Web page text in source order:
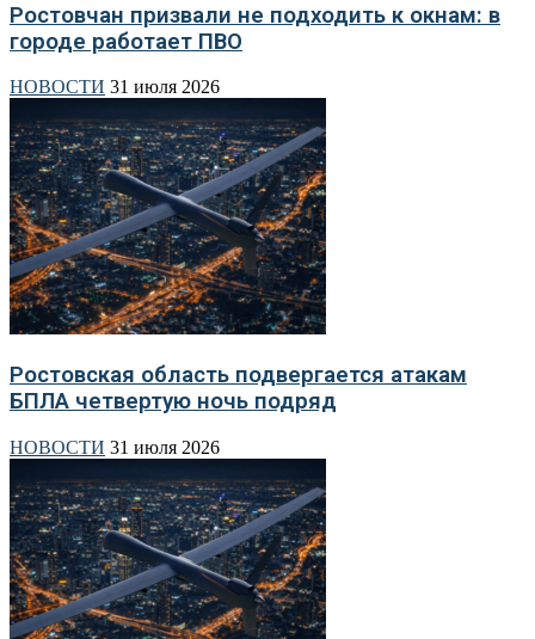
Ростовчан призвали не подходить к окнам: в
городе работает ПВО
НОВОСТИ 31 июля 2026
Ростовская область подвергается атакам
БПЛА четвертую ночь подряд
НОВОСТИ 31 июля 2026